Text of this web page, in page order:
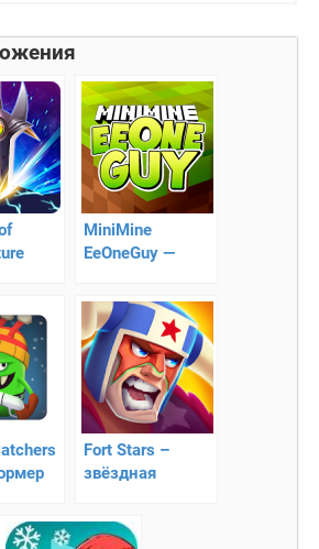
MiniMine
EeOneGuy —
ИванГаю
преодолеть все
препятствия!
Fort Stars –
звёздная
сокровищами!